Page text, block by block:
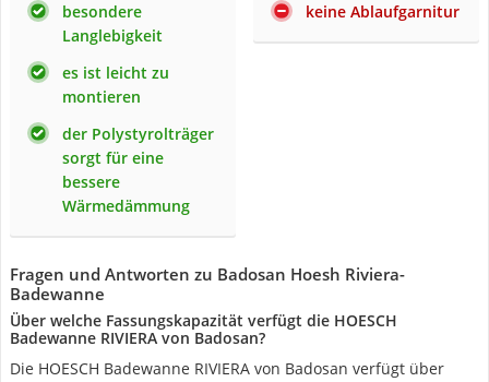
besondere
Langlebigkeit
es ist leicht zu
montieren
der Polystyrolträger
sorgt für eine
bessere
Wärmedämmung
keine Ablaufgarnitur
Fragen und Antworten zu Badosan Hoesh Riviera-
Badewanne
Über welche Fassungskapazität verfügt die HOESCH
Badewanne RIVIERA von Badosan?
Die HOESCH Badewanne RIVIERA von Badosan verfügt über